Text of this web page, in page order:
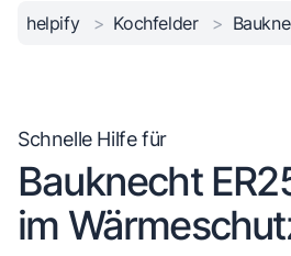
helpify > Kochfelder >
Schnelle Hilfe für
Bauknecht
im